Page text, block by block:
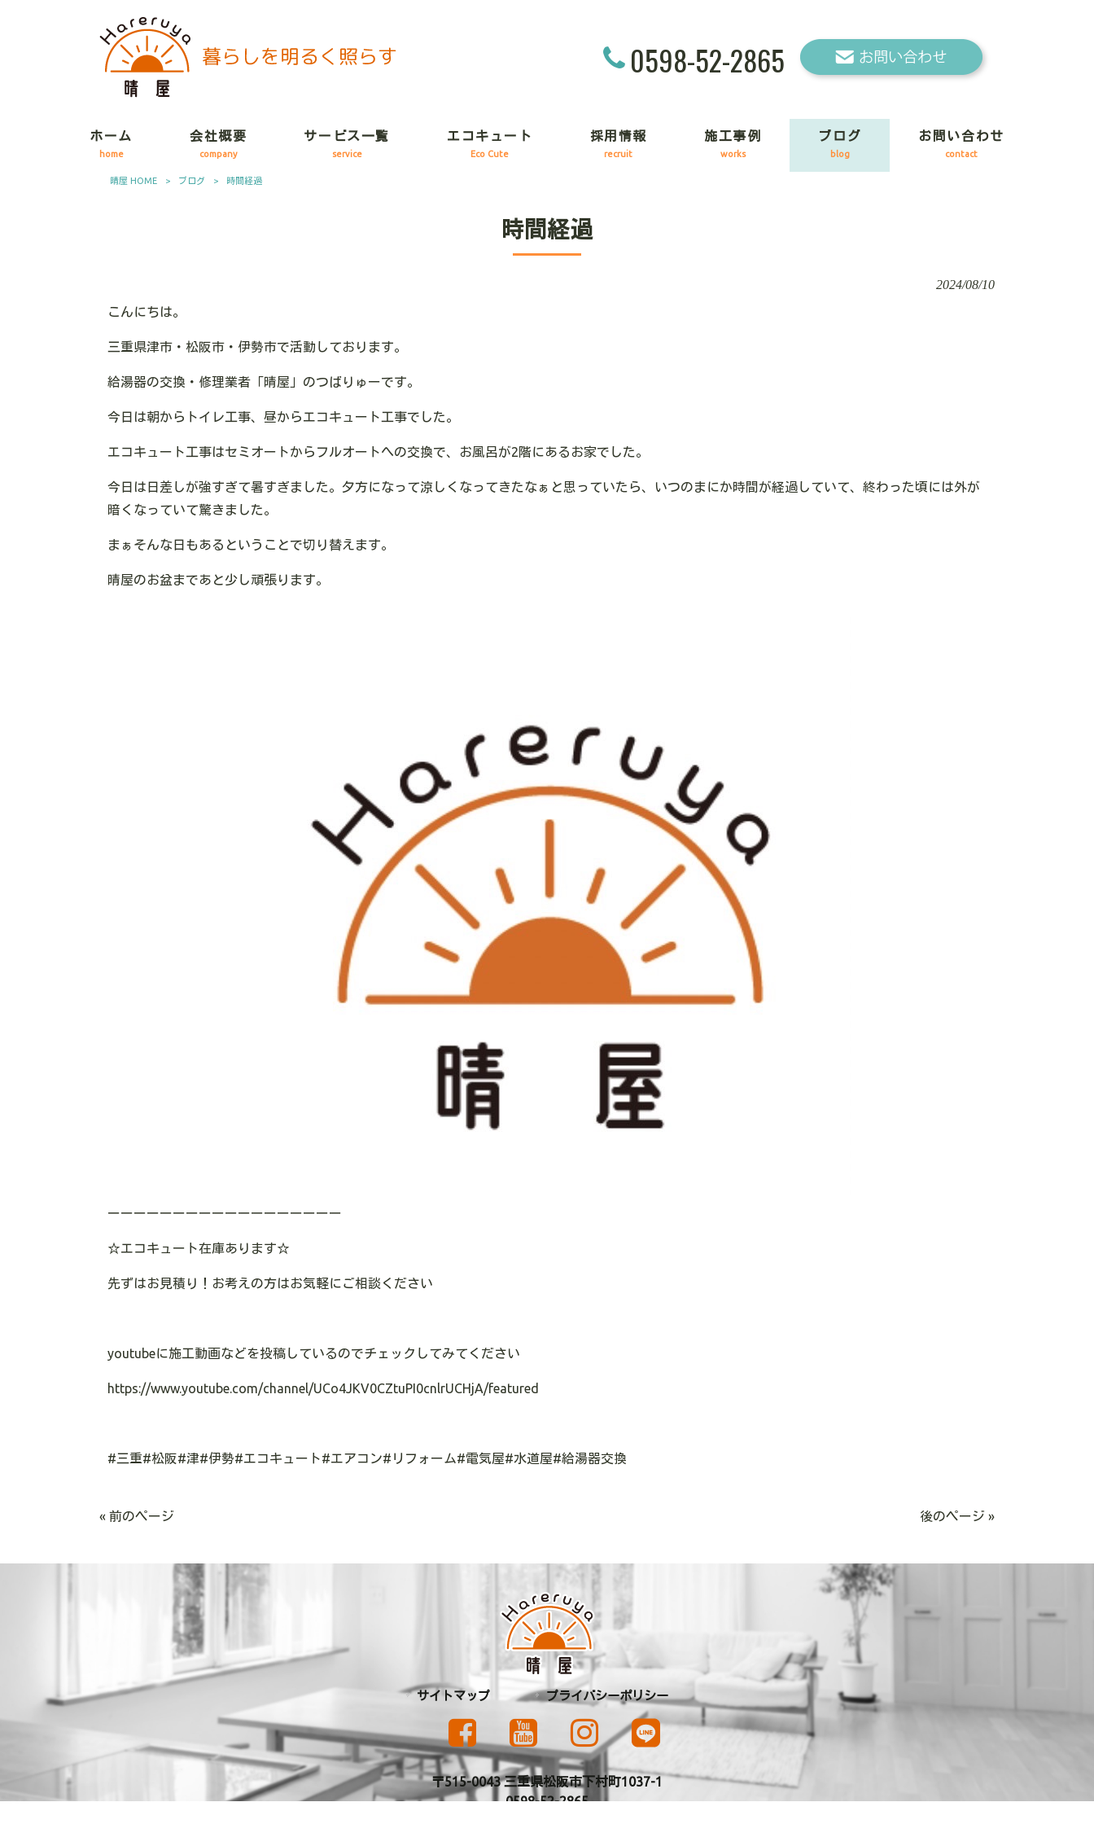
0598-52-2865
ホーム
home
会社概要
company
サービス一覧
service
エコキュート
Eco Cute
採用情報
recruit
施工事例
works
ブログ
blog
お問い合わせ
contact
晴屋 HOME > ブログ > 時間経過
時間経過
2024/08/10
こんにちは。
三重県津市・松阪市・伊勢市で活動しております。
給湯器の交換・修理業者「晴屋」のつばりゅーです。
今日は朝からトイレ工事、昼からエコキュート工事でした。
エコキュート工事はセミオートからフルオートへの交換で、お風呂が2階にあるお家でした。
今日は日差しが強すぎて暑すぎました。夕方になって涼しくなってきたなぁと思っていたら、いつのまにか時間が経過していて、終わった頃には外が
暗くなっていて驚きました。
まぁそんな日もあるということで切り替えます。
晴屋のお盆まであと少し頑張ります。
ーーーーーーーーーーーーーーーーーー
☆エコキュート在庫あります☆
先ずはお見積り！お考えの方はお気軽にご相談ください
youtubeに施工動画などを投稿しているのでチェックしてみてください
https://www.youtube.com/channel/UCo4JKV0CZtuPI0cnlrUCHjA/featured
#三重#松阪#津#伊勢#エコキュート#エアコン#リフォーム#電気屋#水道屋#給湯器交換
« 前のページ 後のページ »
サイトマップ プライバシーポリシー
〒515-0043 三重県松阪市下村町1037-1
0598-52-2865